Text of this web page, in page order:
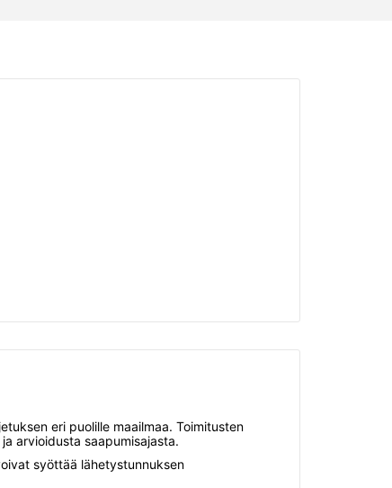
eri puolille maailmaa. Toimitusten
arvioidusta saapumisajasta.
syöttää lähetystunnuksen